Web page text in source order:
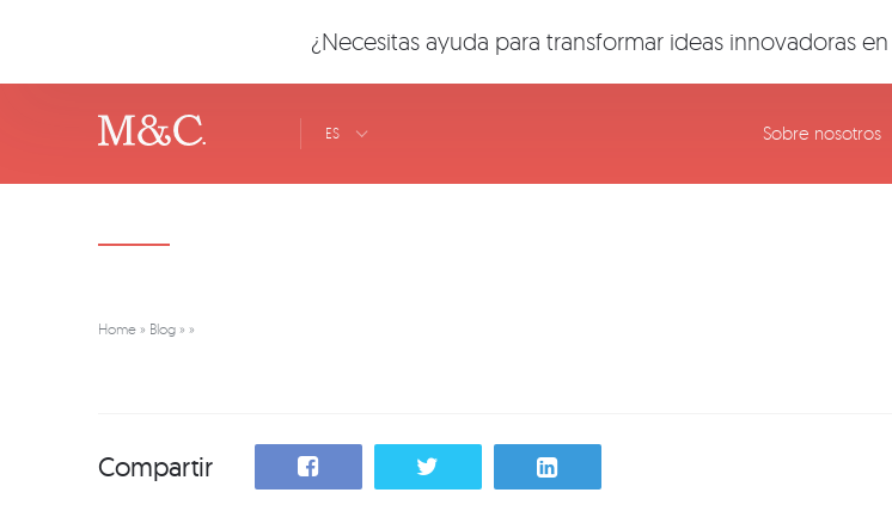
ES Sobre nosotros
Home » Blog » »
Compartir
¿Necesitas ayuda para transformar ideas innovadoras